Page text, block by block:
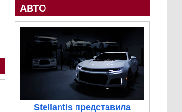
АВТО
Stellantis представила